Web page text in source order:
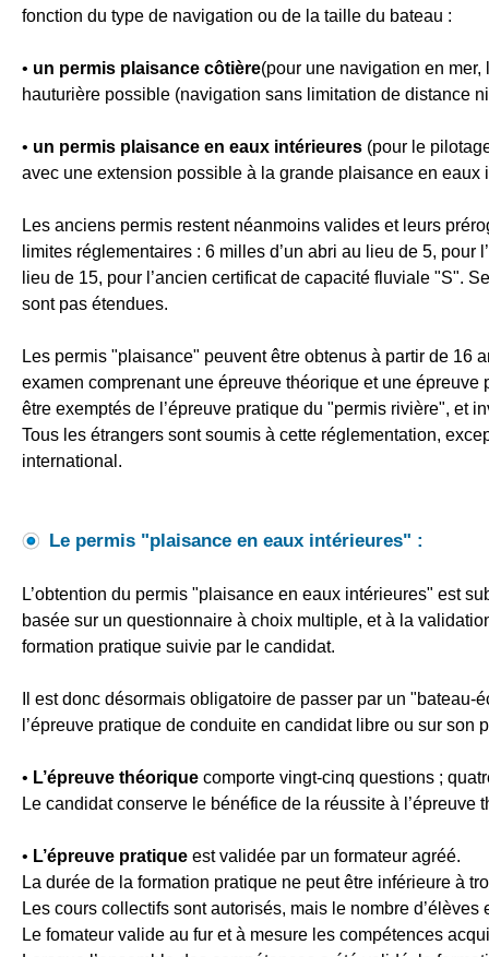
fonction du type de navigation ou de la taille du bateau :
• un permis plaisance côtière(pour une navigation en
hauturière possible (navigation sans limitation de distance
• un permis plaisance en eaux intérieures (pour le
avec une extension possible à la grande plaisance en eaux
Les anciens permis restent néanmoins valides et leurs
limites réglementaires : 6 milles d’un abri au lieu de 5,
lieu de 15, pour l’ancien certificat de capacité fluviale "S".
sont pas étendues.
Les permis "plaisance" peuvent être obtenus à partir de 16
examen comprenant une épreuve théorique et une
être exemptés de l’épreuve pratique du "permis rivière", et
Tous les étrangers sont soumis à cette réglementation,
international.
Le permis "plaisance en eaux intérieures" :
L’obtention du permis "plaisance en eaux intérieures" est
basée sur un questionnaire à choix multiple, et à la
formation pratique suivie par le candidat.
Il est donc désormais obligatoire de passer par un
l’épreuve pratique de conduite en candidat libre ou sur son
• L’épreuve théorique comporte vingt-cinq questions ;
Le candidat conserve le bénéfice de la réussite à l’épreuve
• L’épreuve pratique est validée par un formateur agréé.
La durée de la formation pratique ne peut être inférieure à
Les cours collectifs sont autorisés, mais le nombre
Le fomateur valide au fur et à mesure les compétences